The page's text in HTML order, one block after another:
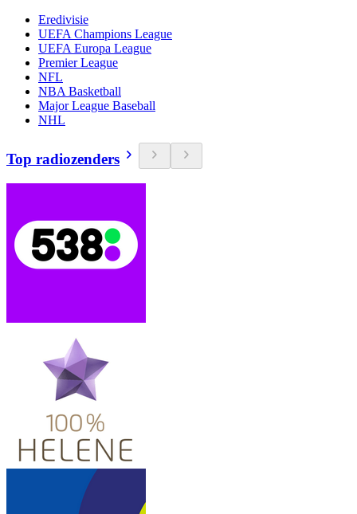
Eredivisie
UEFA Champions League
UEFA Europa League
Premier League
NFL
NBA Basketball
Major League Baseball
NHL
Top radiozenders